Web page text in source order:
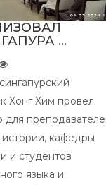
...
Хонг Хим провел
для
истории, кафедры
и студентов
языка и